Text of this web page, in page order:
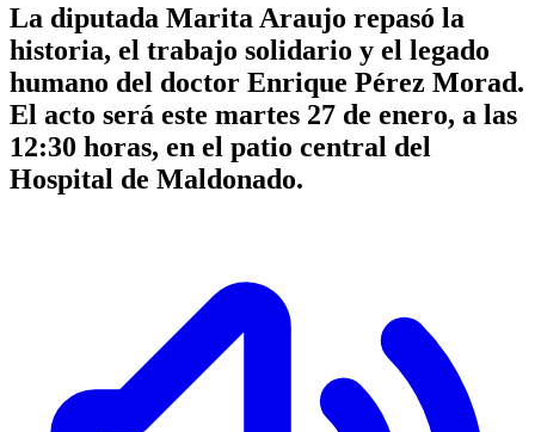
La diputada Marita Araujo repasó la
historia, el trabajo solidario y el legado
humano del doctor Enrique Pérez Morad.
El acto será este martes 27 de enero, a las
12:30 horas, en el patio central del
Hospital de Maldonado.